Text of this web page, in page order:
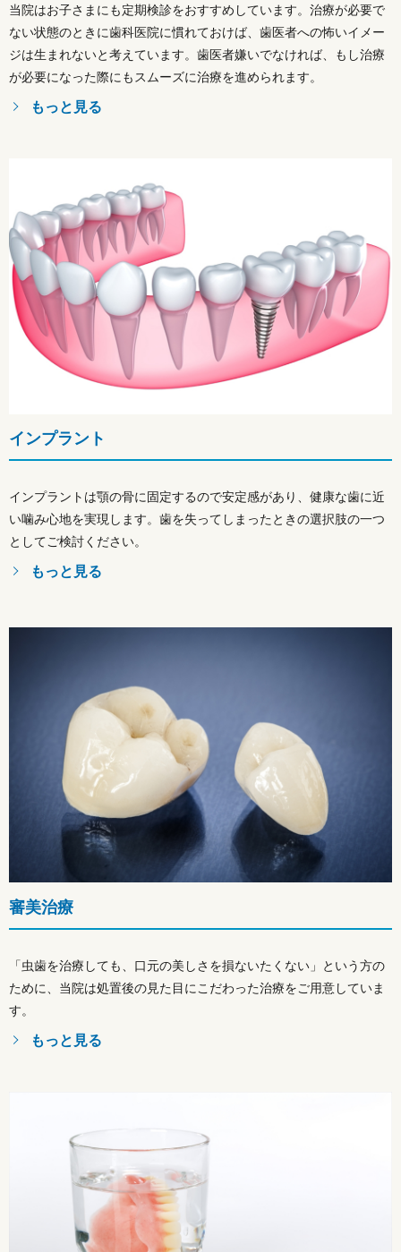
当院はお子さまにも定期検診をおすすめしています。治療が必要で
ない状態のときに歯科医院に慣れておけば、歯医者への怖いイメー
ジは生まれないと考えています。歯医者嫌いでなければ、もし治療
が必要になった際にもスムーズに治療を進められます。
もっと見る
インプラント
インプラントは顎の骨に固定するので安定感があり、健康な歯に近
い噛み心地を実現します。歯を失ってしまったときの選択肢の一つ
としてご検討ください。
もっと見る
審美治療
「虫歯を治療しても、口元の美しさを損ないたくない」という方の
ために、当院は処置後の見た目にこだわった治療をご用意していま
す。
もっと見る